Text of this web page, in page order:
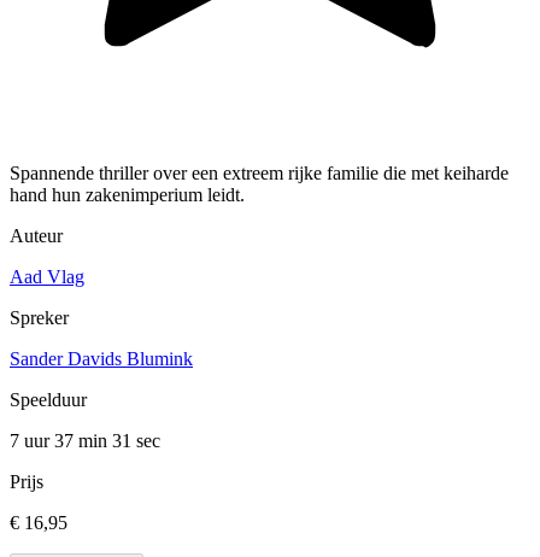
Spannende thriller over een extreem rijke familie die met keiharde
hand hun zakenimperium leidt.
Auteur
Aad Vlag
Spreker
Sander Davids Blumink
Speelduur
7 uur 37 min 31 sec
Prijs
€ 16,95